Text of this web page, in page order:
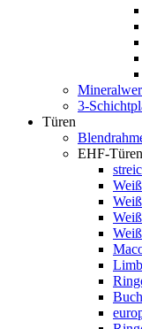
3-
Türen
EHF-Türen